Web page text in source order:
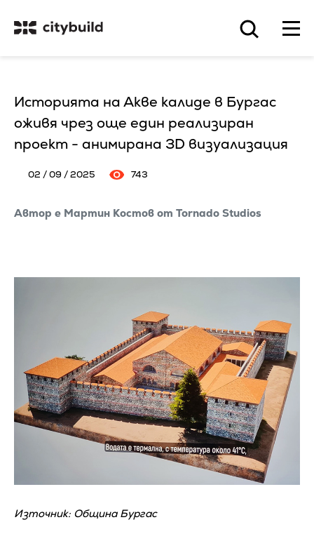
Историята на Акве калиде в Бургас
оживя чрез още един реализиран
проект - анимирана 3D визуализация
02 / 09 / 2025 743
Автор е Мартин Костов от Tornado Studios
Източник: Община Бургас